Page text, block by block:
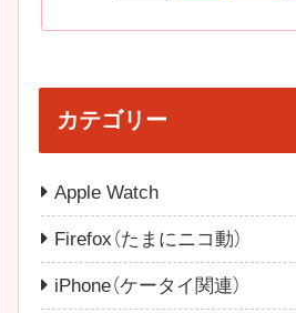
カテゴリー
Apple Watch
Firefox（たまにニコ動）
iPhone（ケータイ関連）